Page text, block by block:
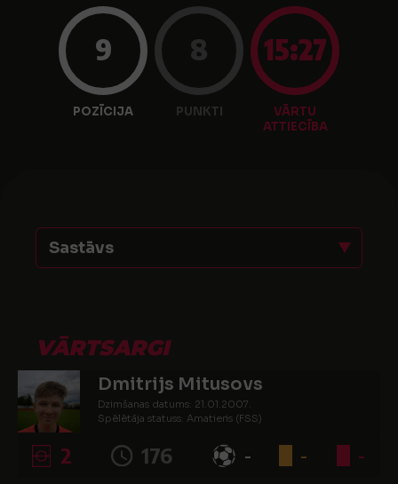
9
POZĪCIJA
8
PUNKTI
15:27
VĀRTU
ATTIECĪBA
Sastāvs
VĀRTSARGI
Dmitrijs Mitusovs
Dzimšanas datums: 21.01.2007.
Spēlētāja statuss: Amatieris (FSS)
2 176 - - -